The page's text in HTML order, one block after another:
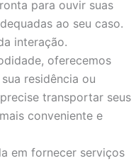
para ouvir suas
ao seu caso.
interação.
oferecemos
residência ou
transportar seus
conveniente e
em fornecer serviços